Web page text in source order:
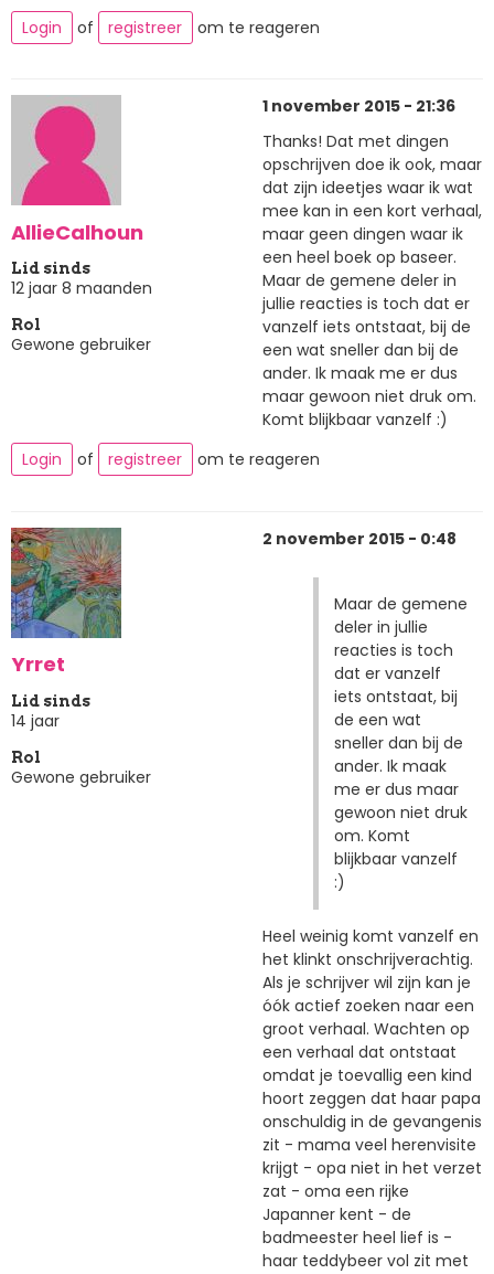
Login
of registreer om te reageren
AllieCalhoun
Lid sinds
12 jaar 8 maanden
Rol
Gewone gebruiker
1 november 2015 - 21:36
Thanks! Dat met dingen
opschrijven doe ik ook, maar
dat zijn ideetjes waar ik wat
mee kan in een kort verhaal,
maar geen dingen waar ik
een heel boek op baseer.
Maar de gemene deler in
jullie reacties is toch dat er
vanzelf iets ontstaat, bij de
een wat sneller dan bij de
ander. Ik maak me er dus
maar gewoon niet druk om.
Komt blijkbaar vanzelf :)
Login
of registreer om te reageren
Yrret
Lid sinds
14 jaar
Rol
Gewone gebruiker
2 november 2015 - 0:48
Maar de gemene
deler in jullie
reacties is toch
dat er vanzelf
iets ontstaat, bij
de een wat
sneller dan bij de
ander. Ik maak
me er dus maar
gewoon niet druk
om. Komt
blijkbaar vanzelf
:)
Heel weinig komt vanzelf en
het klinkt onschrijverachtig.
Als je schrijver wil zijn kan je
óók actief zoeken naar een
groot verhaal. Wachten op
een verhaal dat ontstaat
omdat je toevallig een kind
hoort zeggen dat haar papa
onschuldig in de gevangenis
zit - mama veel herenvisite
krijgt - opa niet in het verzet
zat - oma een rijke
Japanner kent - de
badmeester heel lief is -
haar teddybeer vol zit met